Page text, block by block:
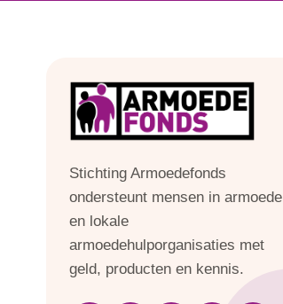
Stichting Armoedefonds
ondersteunt mensen in armoede
en lokale
armoedehulporganisaties met
geld, producten en kennis.